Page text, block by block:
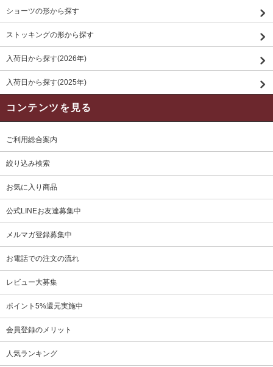
ショーツの形から探す
ストッキングの形から探す
入荷日から探す(2026年)
入荷日から探す(2025年)
コンテンツを見る
ご利用総合案内
絞り込み検索
お気に入り商品
公式LINEお友達募集中
メルマガ登録募集中
お電話での注文の流れ
レビュー大募集
ポイント5%還元実施中
会員登録のメリット
人気ランキング